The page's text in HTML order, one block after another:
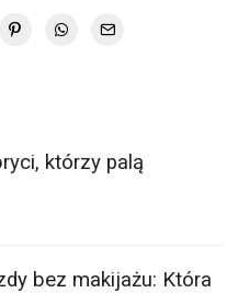
którzy palą
bez makijażu: Która